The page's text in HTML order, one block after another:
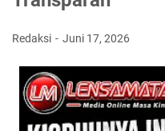
Redaksi Juni 17, 2026